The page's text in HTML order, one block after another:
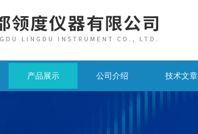
产品展示 公司介绍 技术文章